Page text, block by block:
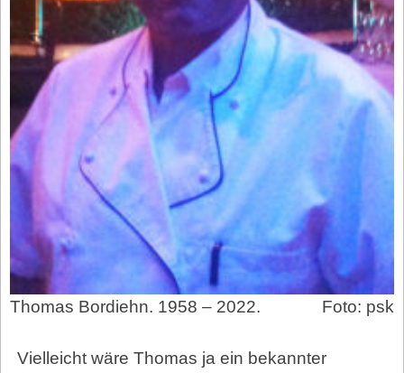
Thomas Bordiehn. 1958 – 2022. Foto: psk
Vielleicht wäre Thomas ja ein bekannter